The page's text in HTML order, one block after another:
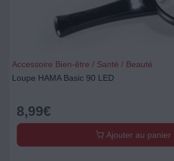
Accessoire Bien-être / Santé / Beauté
Loupe HAMA Basic 90 LED
8,99€
Ajouter au panier